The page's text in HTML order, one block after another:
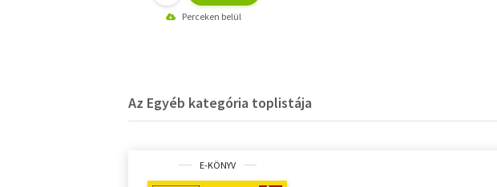
Perceken belül
Az Egyéb kategória toplistája
E-KÖNYV